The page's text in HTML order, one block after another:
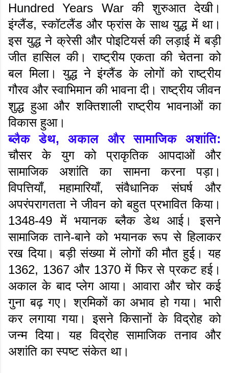
Hundred Years War की शुरुआत देखी।
इंग्लैंड, स्कॉटलैंड और फ्रांस के साथ युद्ध में था।
इस युद्ध ने क्रेसी और पोइटियर्स की लड़ाई में बड़ी
जीत हासिल की। राष्ट्रीय एकता की चेतना को
बल मिला। युद्ध ने इंग्लैंड के लोगों को राष्ट्रीय
गौरव और स्वाभिमान की भावना दी। राष्ट्रीय जीवन
शुद्ध हुआ और शक्तिशाली राष्ट्रीय भावनाओं का
विकास हुआ।
ब्लैक डेथ, अकाल और सामाजिक अशांति:
चौसर के युग को प्राकृतिक आपदाओं और
सामाजिक अशांति का सामना करना पड़ा।
विपत्तियाँ, महामारियाँ, संवैधानिक संघर्ष और
अपरंपरागतता ने जीवन को बहुत प्रभावित किया।
1348-49 में भयानक ब्लैक डेथ आई। इसने
सामाजिक ताने-बाने को भयानक रूप से हिलाकर
रख दिया। बड़ी संख्या में लोगों की मौत हुई। यह
1362, 1367 और 1370 में फिर से प्रकट हई।
अकाल के बाद प्लेग आया। आवारा और चोर कई
गुना बढ़ गए। श्रमिकों का अभाव हो गया। भारी
कर लगाया गया। इसने किसानों के विद्रोह को
जन्म दिया। यह विद्रोह सामाजिक तनाव और
अशांति का स्पष्ट संकेत था।